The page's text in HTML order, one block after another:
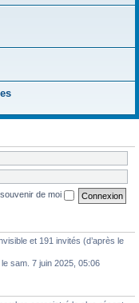
de moi
et 191 invités (d’après le
, le sam. 7 juin 2025, 05:06